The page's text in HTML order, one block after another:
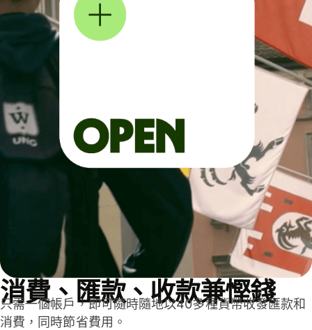
消費、匯款、收款兼慳錢
只需一個帳戶，即可隨時隨地以40多種貨幣收發匯款和
消費，同時節省費用。